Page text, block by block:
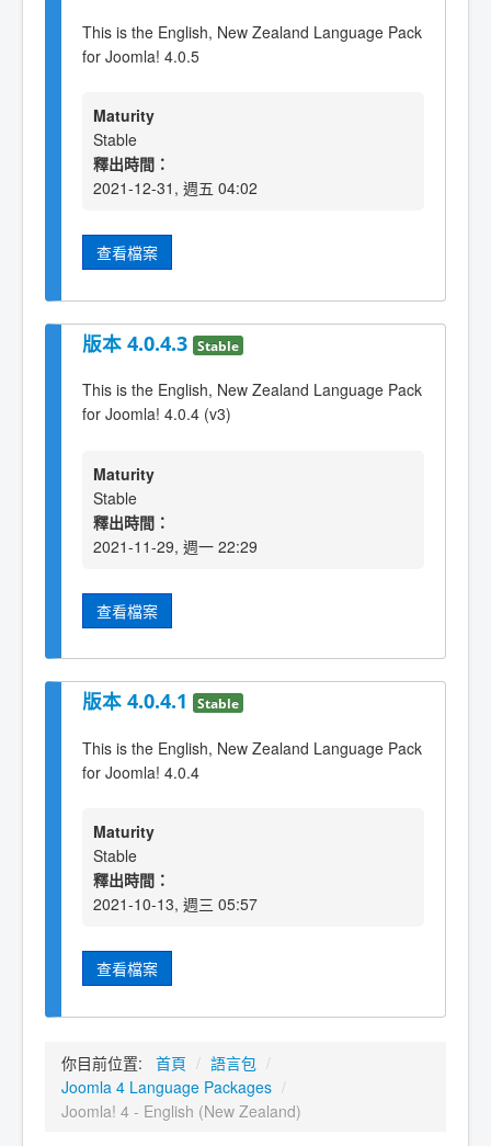
This is the English, New Zealand Language Pack
for Joomla! 4.0.5
Maturity
Stable
釋出時間：
2021-12-31, 週五 04:02
查看檔案
版本 4.0.4.3 Stable
This is the English, New Zealand Language Pack
for Joomla! 4.0.4 (v3)
Maturity
Stable
釋出時間：
2021-11-29, 週一 22:29
查看檔案
版本 4.0.4.1 Stable
This is the English, New Zealand Language Pack
for Joomla! 4.0.4
Maturity
Stable
釋出時間：
2021-10-13, 週三 05:57
查看檔案
你目前位置: 首頁 / 語言包 /
Joomla 4 Language Packages /
Joomla! 4 - English (New Zealand)